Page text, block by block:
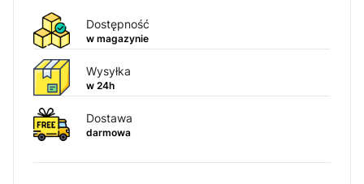
Dostępność
w magazynie
Wysyłka
w 24h
Dostawa
darmowa